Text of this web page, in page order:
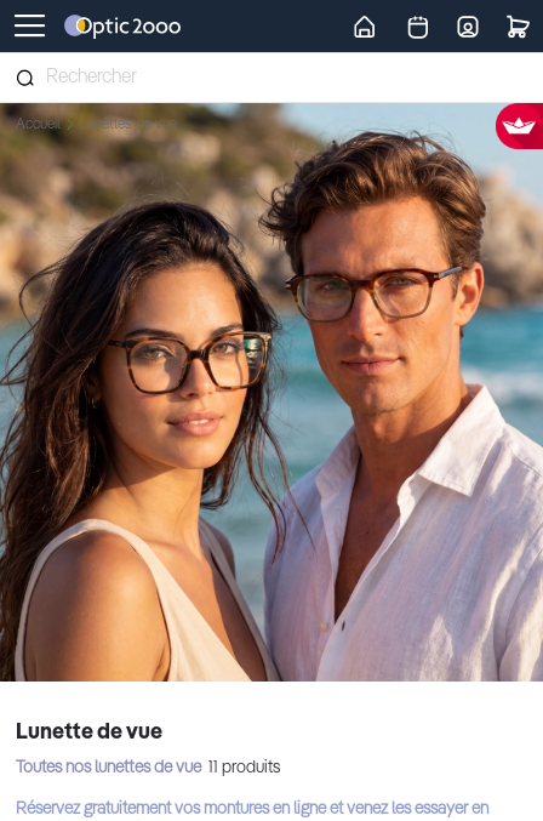
Retour vers la page d'accueil
Accueil Lunettes de vue
Lunette de vue
Toutes nos lunettes de vue produits
Réservez gratuitement vos montures en ligne et venez les essayer en